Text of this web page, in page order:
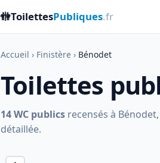
🚻ToilettesPubliques.fr
Accueil › Finistère › Bénodet
Toilettes
14 WC publics recensés à
détaillée.